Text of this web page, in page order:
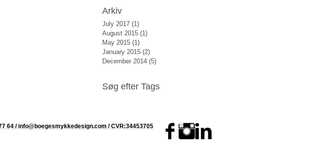
Arkiv
July 2017 (1)
August 2015 (1)
May 2015 (1)
January 2015 (2)
December 2014 (5)
Søg efter Tags
64 / info@boegesmykkedesign.com / CVR:34453705